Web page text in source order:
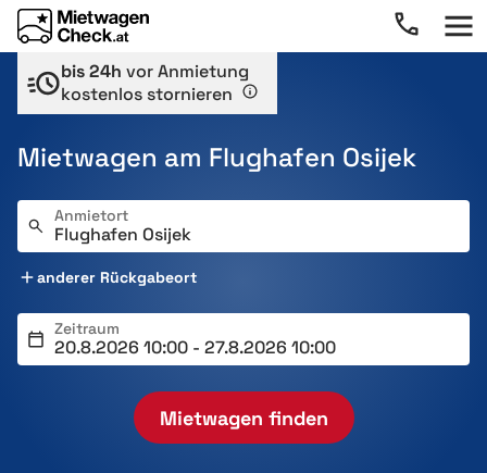
bis 24h vor Anmietung
kostenlos stornieren
Mietwagen am Flughafen Osijek
Anmietort
anderer Rückgabeort
Zeitraum
Mietwagen finden